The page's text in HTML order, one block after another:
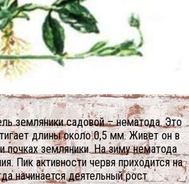
земляники садовой – нематода. Это
длины около 0,5 мм. Живет он в
почках земляники. На зиму нематода
Пик активности червя приходится на
начинается деятельный рост